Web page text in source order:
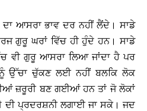
ਦਾ ਆਸਰਾ ਭਾਵ ਦਰ ਨਹੀਂ ਲੈਂਦੇ। ਸਾਡੇ
ਗੁਰੂ ਘਰਾਂ ਵਿੱਚ ਹੀ ਹੁੰਦੇ ਹਨ। ਸਾਡੇ
ਵੀ ਗੁਰੂ ਆਸਰਾ ਲਿਆ ਜਾਂਦਾ ਹੈ ਪਰ
ਉੱਚਾ ਚੁੱਕਣ ਲਈ ਨਹੀਂ ਬਲਕਿ ਲੋਕ
ਜ਼ਰੂਰੀ ਬਣ ਗਈਆਂ ਹਨ ਤਾਂ ਜੋ ਲੋਕਾਂ
ਪ੍ਰਦਰਸ਼ਨੀ ਲਗਾਈ ਜਾ ਸਕੇ। ਜਦ